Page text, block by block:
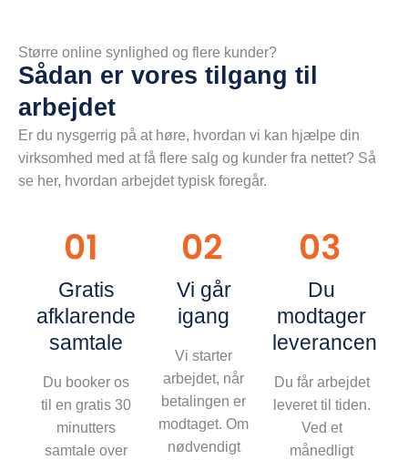
Større online synlighed og flere kunder?
Sådan er vores tilgang til
arbejdet
Er du nysgerrig på at høre, hvordan vi kan hjælpe din
virksomhed med at få flere salg og kunder fra nettet? Så
se her, hvordan arbejdet typisk foregår.
Gratis
afklarende
samtale
Du booker os
til en gratis 30
minutters
samtale over
Vi går
igang
Vi starter
arbejdet, når
betalingen er
modtaget. Om
nødvendigt
Du
modtager
leverancen
Du får arbejdet
leveret til tiden.
Ved et
månedligt